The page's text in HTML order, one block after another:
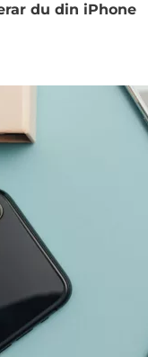
du din iPhone